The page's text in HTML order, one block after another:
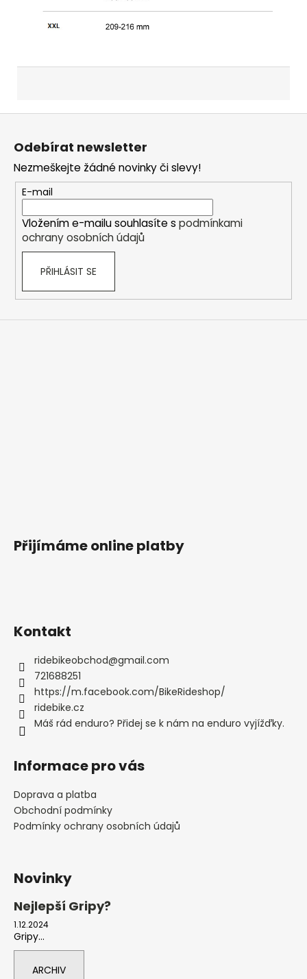
Odebírat newsletter
Nezmeškejte žádné novinky či slevy!
E-mail
Vložením e-mailu souhlasíte s podmínkami
ochrany osobních údajů
PŘIHLÁSIT SE
Přijímáme online platby
Kontakt
ridebikeobchod@gmail.com
721688251
https://m.facebook.com/BikeRideshop/
ridebike.cz
Máš rád enduro? Přidej se k nám na enduro vyjížďky.
Informace pro vás
Doprava a platba
Obchodní podmínky
Podmínky ochrany osobních údajů
Novinky
Nejlepší Gripy?
1.12.2024
Gripy...
ARCHIV